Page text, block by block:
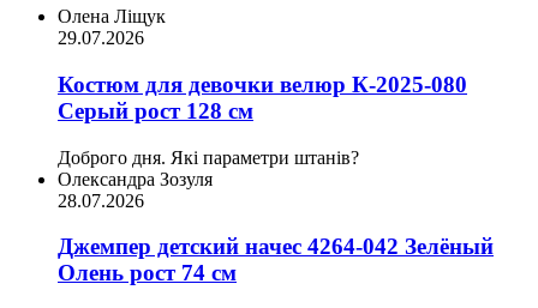
Олена Ліщук
29.07.2026
Костюм для девочки велюр К-2025-080
Серый рост 128 см
Доброго дня. Які параметри штанів?
Олександра Зозуля
28.07.2026
Джемпер детский начес 4264-042 Зелёный
Олень рост 74 см